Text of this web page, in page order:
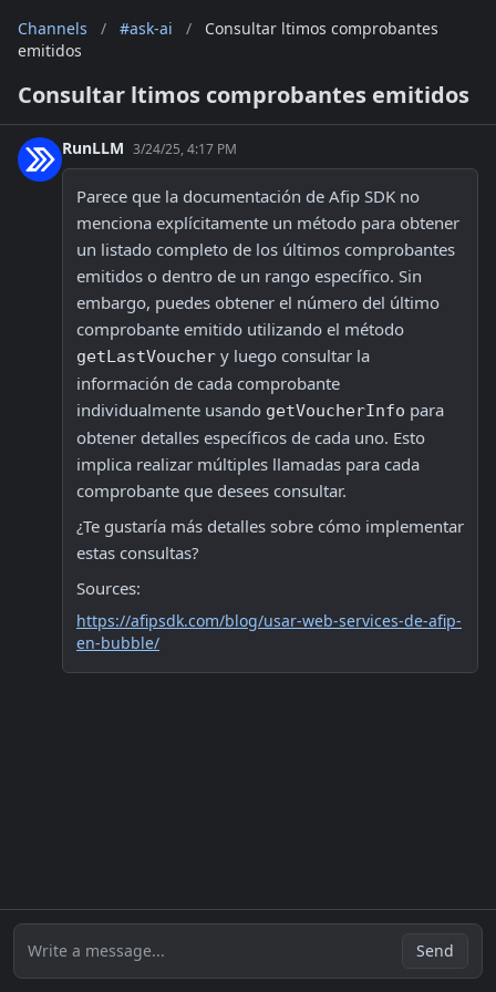
Channels / #ask-ai /
Consultar ltimos comprobantes
emitidos
Consultar ltimos comprobantes emitidos
RunLLM 3/24/25, 4:17 PM
Parece que la documentación de Afip SDK no
menciona explícitamente un método para obtener
un listado completo de los últimos comprobantes
emitidos o dentro de un rango específico. Sin
embargo, puedes obtener el número del último
getLastVoucher y luego consultar la
información de cada comprobante
individualmente usando getVoucherInfo para
obtener detalles específicos de cada uno. Esto
implica realizar múltiples llamadas para cada
comprobante que desees consultar.
¿Te gustaría más detalles sobre cómo implementar
estas consultas?
Sources:
https://afipsdk.com/blog/usar-web-services-de-afip-
en-bubble/
Write a message... Send